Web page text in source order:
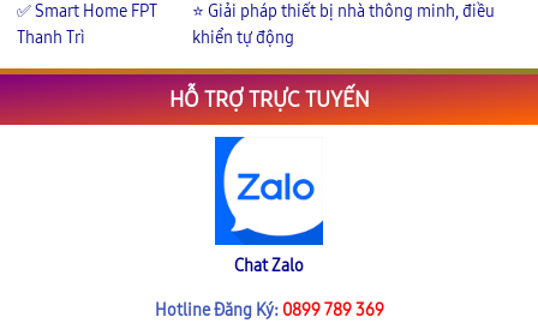
✅ Smart Home FPT
Thanh Trì
⭐ Giải pháp thiết bị nhà thông minh, điều
khiển tự động
HỖ TRỢ TRỰC TUYẾN
Chat Zalo
Hotline Đăng Ký: 0899 789 369